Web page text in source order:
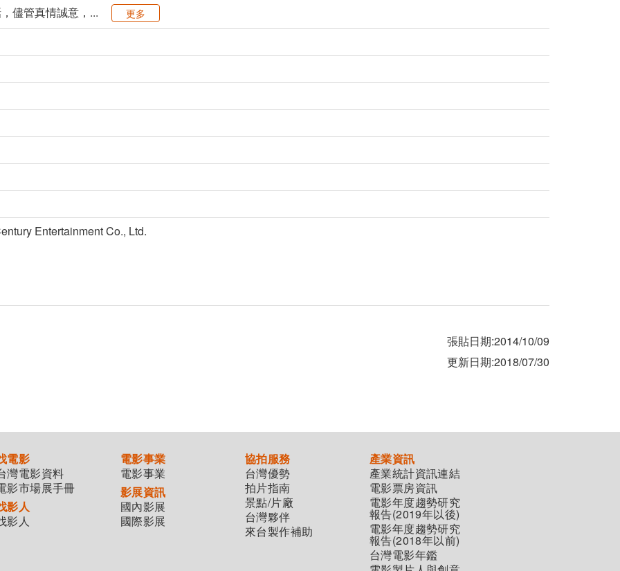
儘管真情誠意，...
更多
Entertainment Co., Ltd.
張貼日期:2014/10/09
更新日期:2018/07/30
電影
灣電影資料
影市場展手冊
影人
影人
電影事業
電影事業
影展資訊
國內影展
國際影展
協拍服務
台灣優勢
拍片指南
景點/片廠
台灣夥伴
來台製作補助
產業資訊
產業統計資訊連結
電影票房資訊
電影年度趨勢研究
報告(2019年以後)
電影年度趨勢研究
報告(2018年以前)
台灣電影年鑑